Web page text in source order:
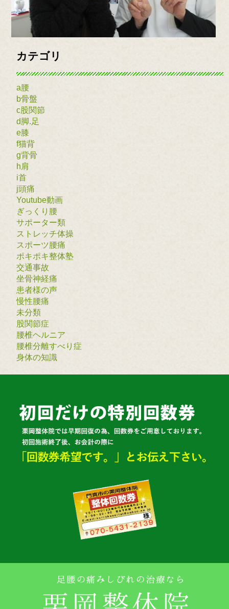
カテゴリ
a腰
b骨盤
c股関節
d脚.足
e膝
f猫背
g背骨
h肩
i首
j頭痛
Youtube動画
ぎっくり腰
サポーター類
ストレッチ体操
スポーツ腰痛
ポキポキ整体塾
交通事故
坐骨神経痛
患者様の声
慢性腰痛
未分類
股関節症
腰椎ヘルニア
腰椎分離すべり症
身体の知識